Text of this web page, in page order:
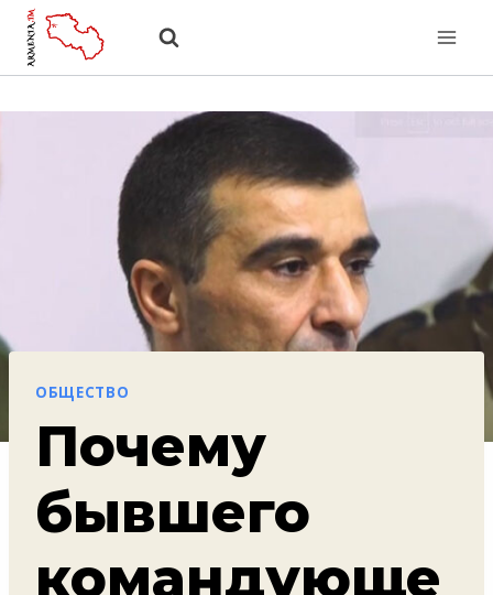
Перейти
ОБЩЕСТВО
Почему
бывшего
командующе